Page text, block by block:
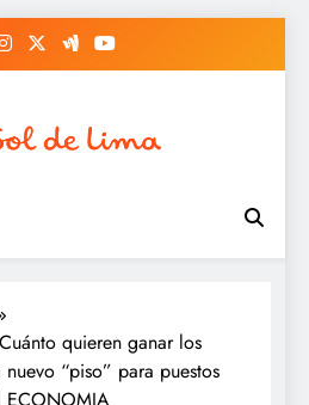
quieren ganar los
“piso” para puestos
ECONOMIA